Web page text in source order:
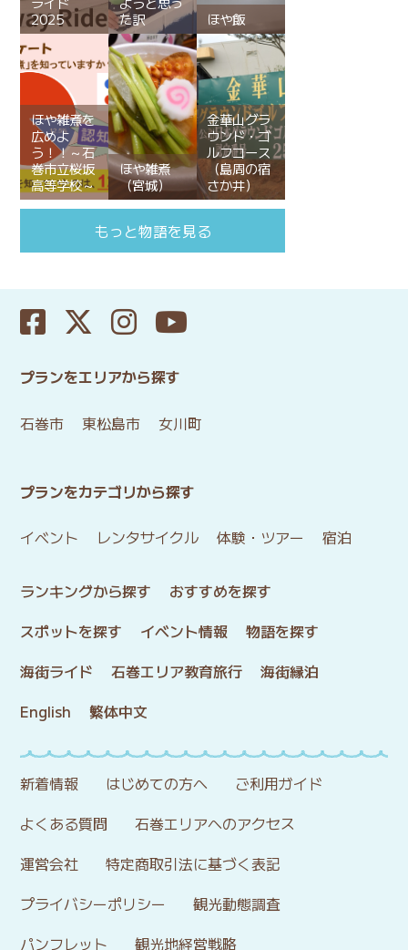
2025
た訳
ほや飯
ほや雑煮を
広めよ
う！！～石
巻市立桜坂
高等学校～
ほや雑煮
（宮城）
金華山グラ
ウンド・ゴ
ルフコース
（島周の宿
さか井）
もっと物語を見る
プランをエリアから探す
石巻市 東松島市 女川町
プランをカテゴリから探す
イベント レンタサイクル 体験・ツアー 宿泊
ランキングから探す
おすすめを探す
スポットを探す
イベント情報
物語を探す
海街ライド
石巻エリア教育旅行
海街縁泊
English
繁体中文
新着情報 はじめての方へ
ご利用ガイド
よくある質問
石巻エリアへのアクセス
運営会社
特定商取引法に基づく表記
プライバシーポリシー
観光動態調査
パンフレット
観光地経営戦略